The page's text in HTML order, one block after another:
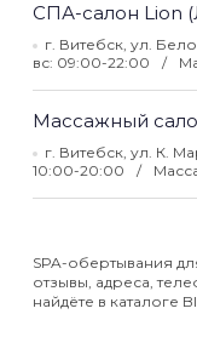
СПА-салон Lion
г. Витебск, ул.
вс: 09:00-22:00
Массажный
г. Витебск, ул. К.
10:00-20:00
SPA-обертывания
отзывы, адреса,
найдёте в каталоге